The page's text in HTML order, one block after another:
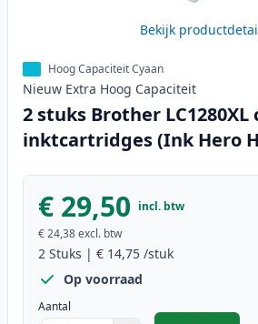
Bekijk
Hoog Capaciteit Cyaan
Nieuw Extra Hoog Capaciteit
2 stuks Brother LC1280XL
inktcartridges (Ink Hero
€ 29,50 incl. btw
€ 24,38excl. btw
2 Stuks | € 14,75 /stuk
Op voorraad
Aantal